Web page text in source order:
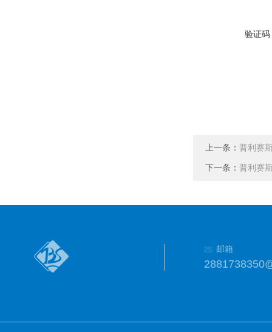
验证码
上一条： 普利赛
下一条： 普利赛
邮箱